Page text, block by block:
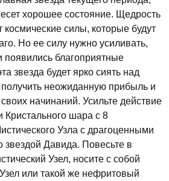
хорошее состояние. Щедрость
космические силы, которые будут
Но ее силу нужно усиливать,
благоприятные
звезда будет ярко сиять над
неожиданную прибыль и
начинаний. Усильте действие
шара с 8
Узла с драгоценными
Давида. Повесьте в
Узел, носите с собой
или такой же нефритовый